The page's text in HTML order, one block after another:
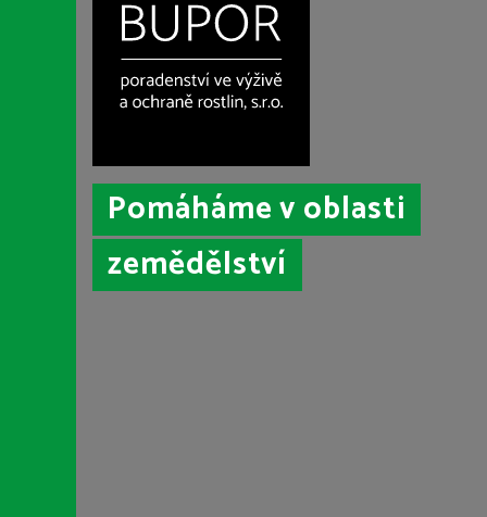
Pomáháme v oblasti
zemědělství